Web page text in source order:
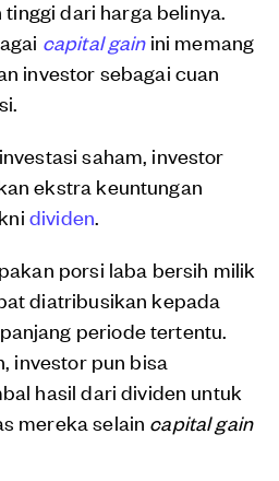
dari harga belinya.
capital gainini memang
investor sebagai cuan
saham, investor
ekstra keuntungan
dividen.
porsi laba bersih milik
diatribusikan kepada
periode tertentu.
investor pun bisa
hasil dari dividen untuk
mereka selain capital gain